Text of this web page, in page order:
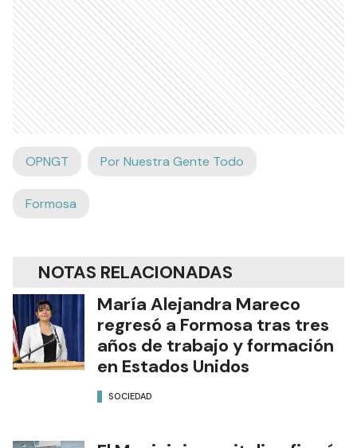
OPNGT Por Nuestra Gente Todo
Formosa
NOTAS RELACIONADAS
María Alejandra Mareco
regresó a Formosa tras tres
años de trabajo y formación
en Estados Unidos
SOCIEDAD